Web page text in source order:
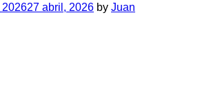
202627 abril, 2026 by Juan